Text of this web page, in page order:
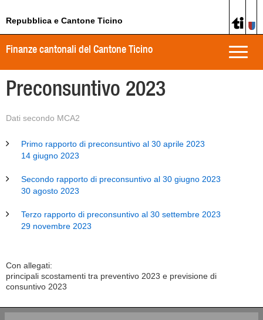
Repubblica e Cantone Ticino
Toggle
Finanze cantonali del Cantone Ticino
Preconsuntivo 2023
Dati secondo MCA2
Primo rapporto di preconsuntivo al 30 aprile 2023
14 giugno 2023
Secondo rapporto di preconsuntivo al 30 giugno 2023
30 agosto 2023
Terzo rapporto di preconsuntivo al 30 settembre 2023
29 novembre 2023
Con allegati:
principali scostamenti tra preventivo 2023 e previsione di
consuntivo 2023